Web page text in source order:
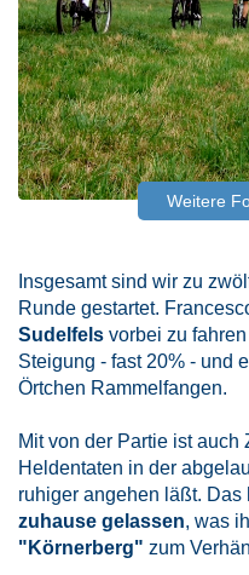
Weitere
Insgesamt sind wir zu
Runde gestartet.
Sudelfels vorbei zu
Steigung - fast 20% - und
Örtchen Rammelfangen.
Mit von der Partie ist auch
Heldentaten in der
ruhiger angehen läßt. Das
zuhause gelassen, was
"Körnerberg" zum